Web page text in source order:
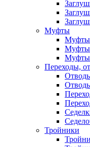
Муфты
Муфты
Муфты
Муфты
Переходы,
Тройники